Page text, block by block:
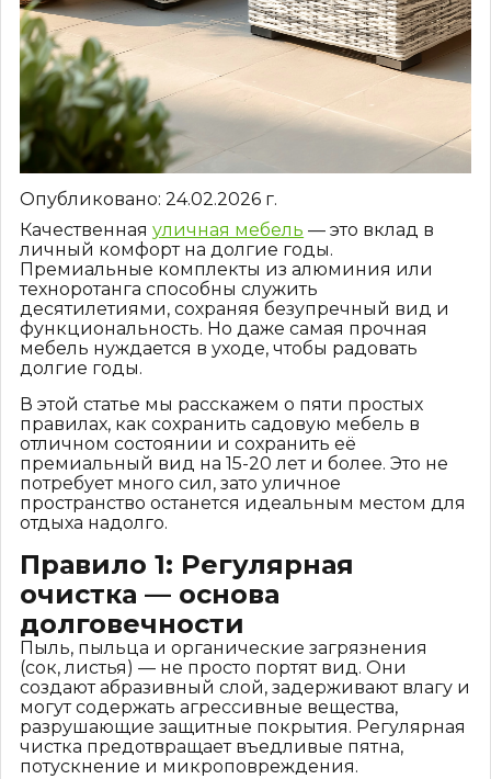
Опубликовано:24.02.2026 г.
Качественнаяуличная мебель — это вклад в
личный комфорт на долгие годы.
Премиальные комплекты из алюминия или
техноротанга способны служить
десятилетиями, сохраняя безупречный вид и
функциональность. Но даже самая прочная
мебель нуждается в уходе, чтобы радовать
долгие годы.
В этой статье мы расскажем о пяти простых
правилах, как сохранить садовую мебель в
отличном состоянии и сохранить её
премиальный вид на 15-20 лет и более. Это не
потребует много сил, зато уличное
пространство останется идеальным местом для
отдыха надолго.
Правило 1: Регулярная
очистка — основа
долговечности
Пыль, пыльца и органические загрязнения
(сок, листья) — не просто портят вид. Они
создают абразивный слой, задерживают влагу и
могут содержать агрессивные вещества,
разрушающие защитные покрытия. Регулярная
чистка предотвращает въедливые пятна,
потускнение и микроповреждения.